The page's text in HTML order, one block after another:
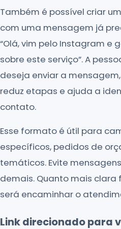
Também é possível criar
com uma mensagem já
“Olá, vim pelo Instagram e
sobre este serviço”. A
deseja enviar a
reduz etapas e ajuda a
contato.
Esse formato é útil para
específicos, pedidos de
temáticos. Evite
demais. Quanto mais
será encaminhar o
Link direcionado para